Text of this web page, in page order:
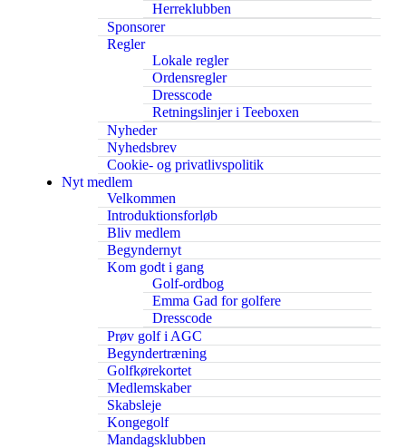
Herreklubben
Sponsorer
Regler
Lokale regler
Ordensregler
Dresscode
Retningslinjer i Teeboxen
Nyheder
Nyhedsbrev
Cookie- og privatlivspolitik
Nyt medlem
Velkommen
Introduktionsforløb
Bliv medlem
Begyndernyt
Kom godt i gang
Golf-ordbog
Emma Gad for golfere
Dresscode
Prøv golf i AGC
Begyndertræning
Golfkørekortet
Medlemskaber
Skabsleje
Kongegolf
Mandagsklubben